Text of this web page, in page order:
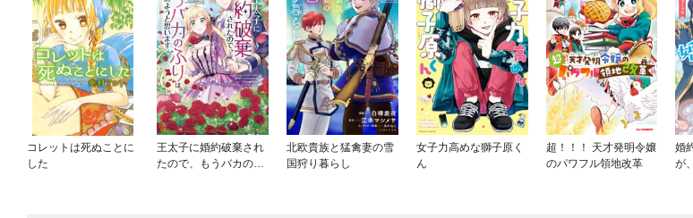
コレットは死ぬことに
した
王太子に婚約破棄され
たので、もうバカのふ
北欧貴族と猛禽妻の雪
国狩り暮らし
女子力高めな獅子原く
ん
超！！！ 天才発明令嬢
のパワフル領地改革
婚
が